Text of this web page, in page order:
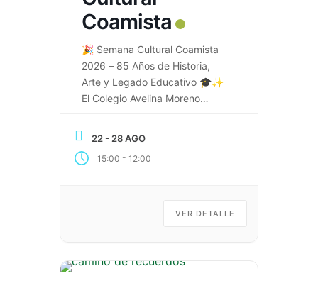
Coamista
🎉 Semana Cultural Coamista
2026 – 85 Años de Historia,
Arte y Legado Educativo 🎓✨
El Colegio Avelina Moreno
egresados, familias y amigos a
tradición. 🏫💚💛 📅 Del 22 al
22 - 28 AGO
15:00 - 12:00
VER DETALLE